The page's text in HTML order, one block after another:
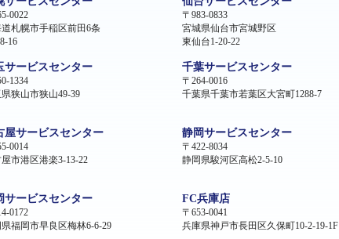
0022
札幌市手稲区前田6条
16
〒983-0833
宮城県仙台市宮城野区
東仙台1-20-22
サービスセンター
1334
狭山市狭山49-39
千葉サービスセンター
〒264-0016
千葉県千葉市若葉区大宮町1288-7
屋サービスセンター
0014
市港区港楽3-13-22
静岡サービスセンター
〒422-8034
静岡県駿河区高松2-5-10
サービスセンター
0172
福岡市早良区梅林6-6-29
FC兵庫店
〒653-0041
兵庫県神戸市長田区久保町10-2-19-1F